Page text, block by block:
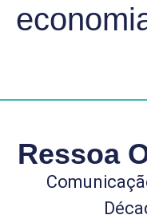
Ressoa